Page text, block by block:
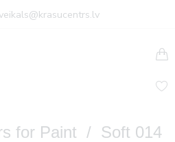
for Paint / Soft 014